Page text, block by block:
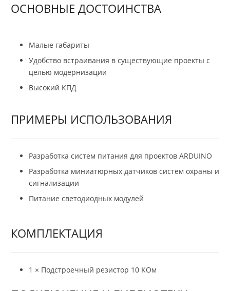
ОСНОВНЫЕ ДОСТОИНСТВА
Малые габариты
Удобство встраивания в существующие проекты с
целью модернизации
Высокий КПД
ПРИМЕРЫ ИСПОЛЬЗОВАНИЯ
Разработка систем питания для проектов ARDUINO
Разработка миниатюрных датчиков систем охраны и
сигнализации
Питание светодиодных модулей
КОМПЛЕКТАЦИЯ
1 × Подстроечный резистор 10 КОм